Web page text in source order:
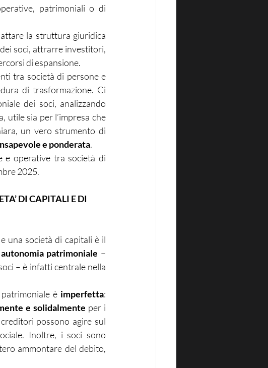
patrimoniali o di
la struttura giuridica
soci, attrarre investitori,
di espansione.
tra società di persone e
di trasformazione. Ci
dei soci, analizzando
utile sia per l’impresa che
un vero strumento di
e ponderata.
e operative tra società di
2025.
DI CAPITALI E DI
una società di capitali è il
autonomia patrimoniale –
– è infatti centrale nella
è imperfetta:
e solidalmente per i
possono agire sul
Inoltre, i soci sono
ammontare del debito,